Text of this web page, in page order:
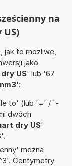
na
US)
jak to możliwe,
jako
US' lub '67
nm3':
to' (lub '=' / '-
dwóch
dry US'
można
Centymetry